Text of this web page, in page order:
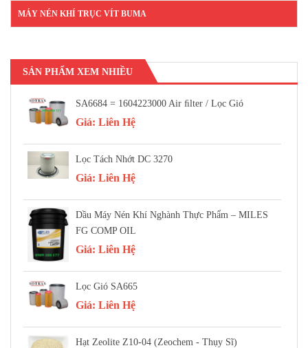
MÁY NÉN KHÍ TRỤC VÍT BUMA
SẢN PHẨM XEM NHIỀU
SA6684 = 1604223000 Air FIlter / Lọc Gió
Giá: Liên Hệ
Lọc Tách Nhớt DC 3270
Giá: Liên Hệ
Dầu Máy Nén Khí Nghành Thực Phẩm – MILES
FG COMP OIL
Giá: Liên Hệ
Lọc Gió SA665
Giá: Liên Hệ
Hạt Zeolite Z10-04 (Zeochem - Thụy Sĩ)